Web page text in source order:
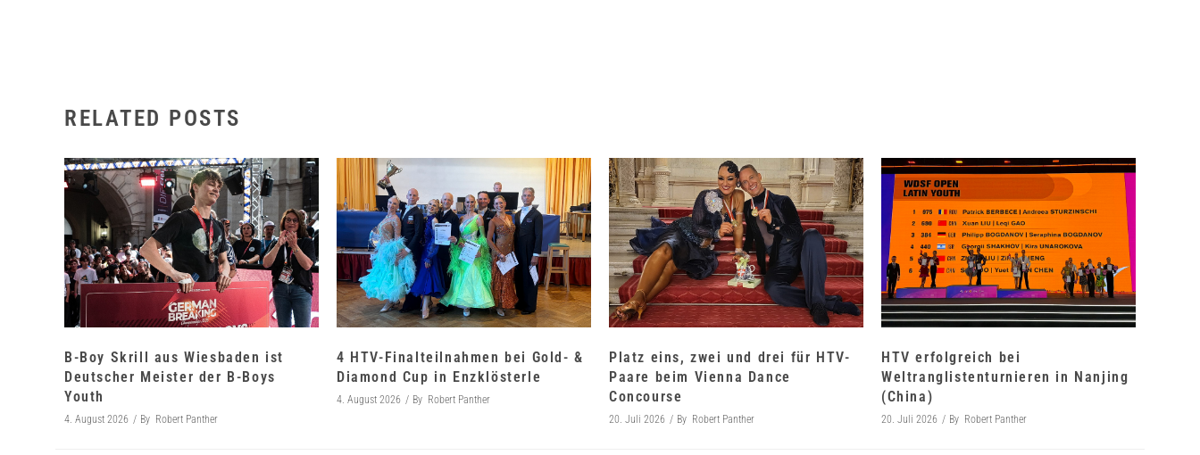
RELATED POSTS
B-Boy Skrill aus Wiesbaden ist
Deutscher Meister der B-Boys
Youth
4. August 2026 By Robert Panther
4 HTV-Finalteilnahmen bei Gold- &
Diamond Cup in Enzklösterle
4. August 2026 By Robert Panther
Platz eins, zwei und drei für HTV-
Paare beim Vienna Dance
Concourse
20. Juli 2026 By Robert Panther
HTV erfolgreich bei
Weltranglistenturnieren in Nanjing
(China)
20. Juli 2026 By Robert Panther